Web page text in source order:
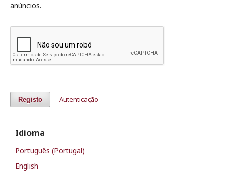
anúncios.
Registo Autenticação
Idioma
Português (Portugal)
English